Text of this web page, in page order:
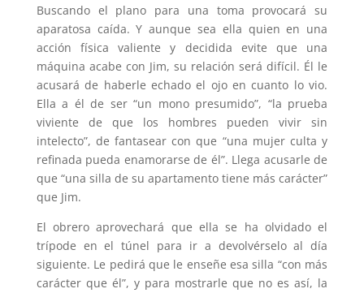
Buscando el plano para una toma provocará su
aparatosa caída. Y aunque sea ella quien en una
acción física valiente y decidida evite que una
máquina acabe con Jim, su relación será difícil. Él le
acusará de haberle echado el ojo en cuanto lo vio.
Ella a él de ser “un mono presumido”, “la prueba
viviente de que los hombres pueden vivir sin
intelecto”, de fantasear con que “una mujer culta y
refinada pueda enamorarse de él”. Llega acusarle de
que “una silla de su apartamento tiene más carácter”
que Jim.
El obrero aprovechará que ella se ha olvidado el
trípode en el túnel para ir a devolvérselo al día
siguiente. Le pedirá que le enseñe esa silla “con más
carácter que él”, y para mostrarle que no es así, la